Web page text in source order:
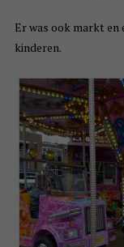
Er was ook markt
kinderen.